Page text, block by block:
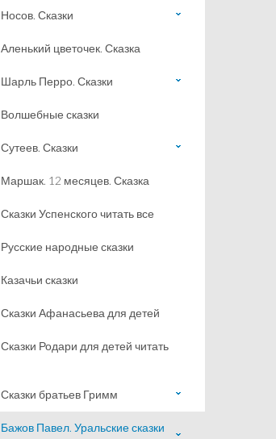
Носов. Сказки
Аленький цветочек. Сказка
Шарль Перро. Сказки
Волшебные сказки
Сутеев. Сказки
Маршак. 12 месяцев. Сказка
Сказки Успенского читать все
Русские народные сказки
Казачьи сказки
Сказки Афанасьева для детей
Сказки Родари для детей читать
Сказки братьев Гримм
Бажов Павел. Уральские сказки